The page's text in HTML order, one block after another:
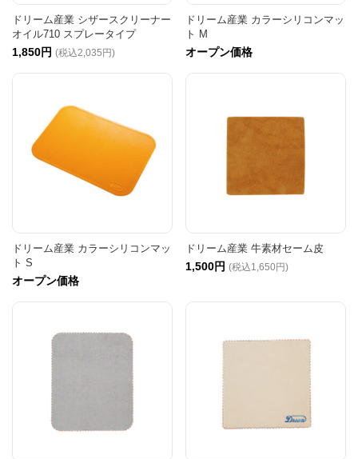
ドリーム産業 シザースクリーナー
オイル710 スプレータイプ
1,850円 (税込2,035円)
ドリーム産業 カラーシリコンマッ
ト M
オープン価格
ドリーム産業 カラーシリコンマッ
ト S
オープン価格
ドリーム産業 牛素材セーム皮
1,500円 (税込1,650円)